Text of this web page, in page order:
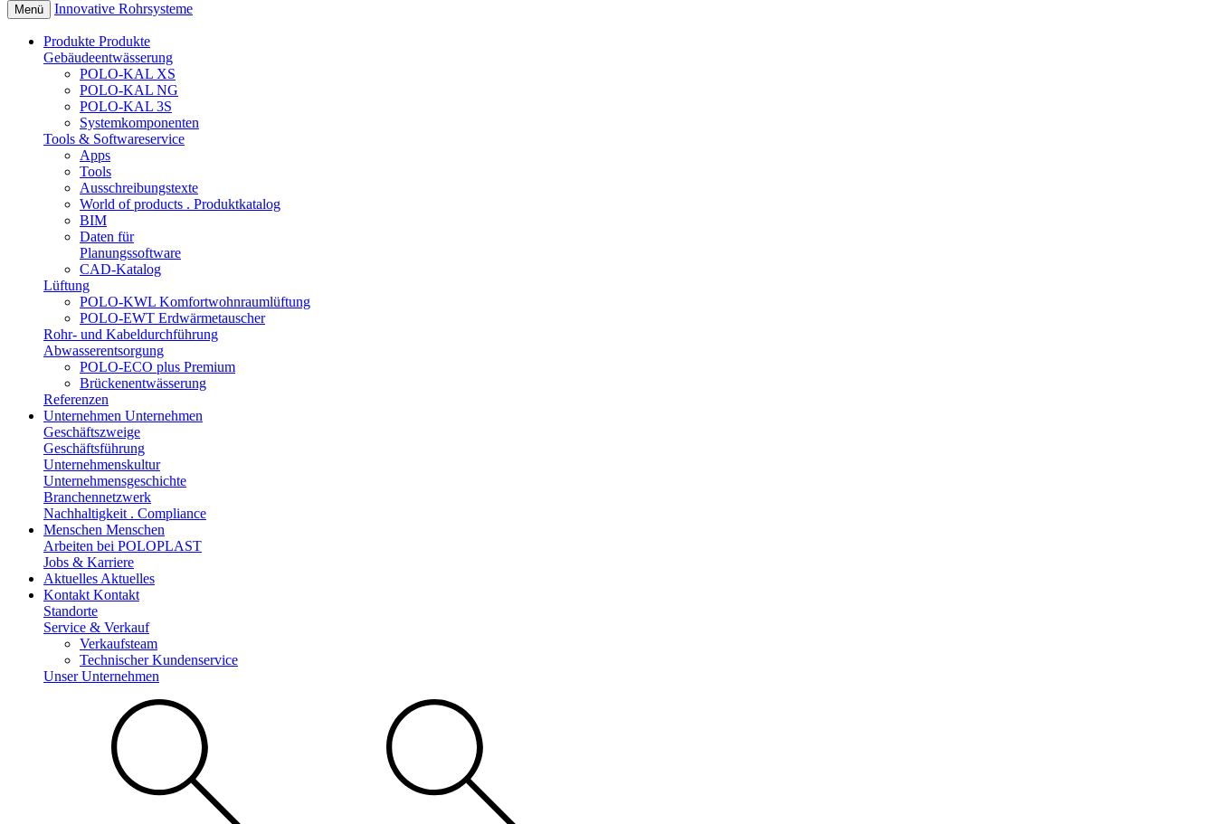
Menü Innovative Rohrsysteme
Produkte Produkte
Gebäudeentwässerung
POLO-KAL XS
POLO-KAL NG
POLO-KAL 3S
Systemkomponenten
Tools & Softwareservice
Apps
Tools
Ausschreibungstexte
World of products . Produktkatalog
BIM
Daten für
Planungssoftware
CAD-Katalog
Lüftung
POLO-KWL Komfortwohnraumlüftung
POLO-EWT Erdwärmetauscher
Rohr- und Kabeldurchführung
Abwasserentsorgung
POLO-ECO plus Premium
Brückenentwässerung
Referenzen
Unternehmen Unternehmen
Geschäftszweige
Geschäftsführung
Unternehmenskultur
Unternehmensgeschichte
Branchennetzwerk
Nachhaltigkeit . Compliance
Menschen Menschen
Arbeiten bei POLOPLAST
Jobs & Karriere
Aktuelles Aktuelles
Kontakt Kontakt
Standorte
Service & Verkauf
Verkaufsteam
Technischer Kundenservice
Unser Unternehmen